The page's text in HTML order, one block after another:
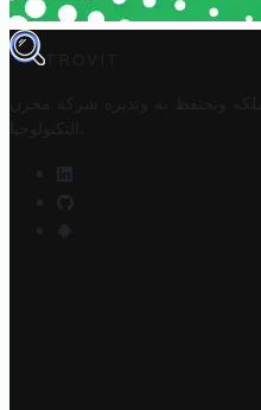
TROVIT
وتحتفظ به وتديره
شركة مخزن
التكنولوجيا